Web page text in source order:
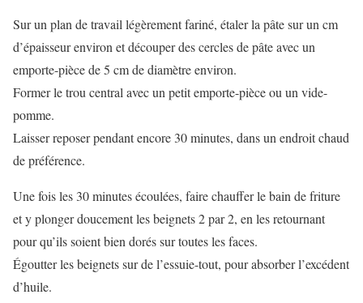
Sur un plan de travail légèrement fariné, étaler la pâte sur un cm
d’épaisseur environ et découper des cercles de pâte avec un
emporte-pièce de 5 cm de diamètre environ.
Former le trou central avec un petit emporte-pièce ou un vide-
pomme.
Laisser reposer pendant encore 30 minutes, dans un endroit chaud
de préférence.
Une fois les 30 minutes écoulées, faire chauffer le bain de friture
et y plonger doucement les beignets 2 par 2, en les retournant
pour qu’ils soient bien dorés sur toutes les faces.
Égoutter les beignets sur de l’essuie-tout, pour absorber l’excédent
d’huile.